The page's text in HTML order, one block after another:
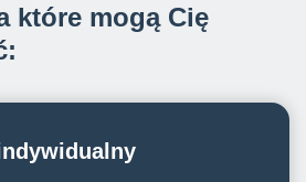
które mogą Cię